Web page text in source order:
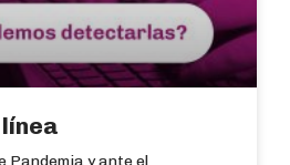
Pandemia y ante el